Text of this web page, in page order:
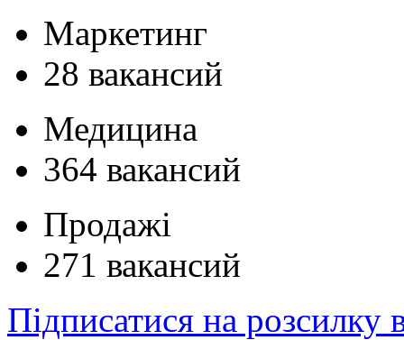
Маркетинг
28 вакансий
Медицина
364 вакансий
Продажі
271 вакансий
Підписатися на розсилку